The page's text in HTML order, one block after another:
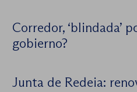
Corredor, ‘blindada’
gobierno?
Junta de Redeia: